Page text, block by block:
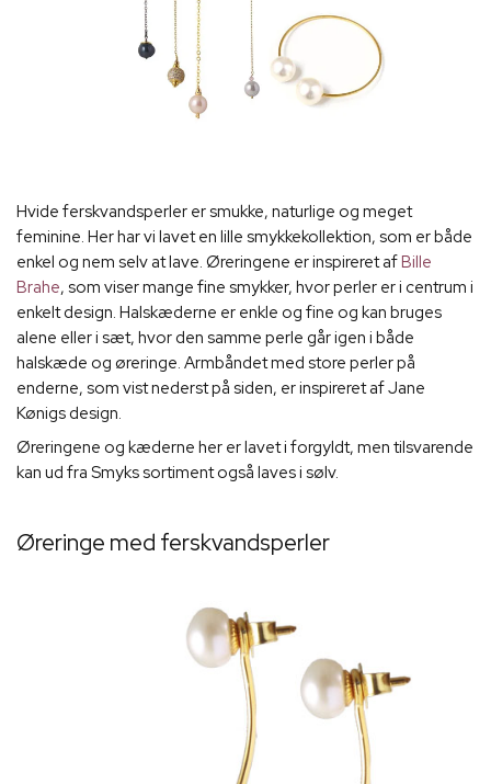
Hvide ferskvandsperler er smukke, naturlige og meget
feminine. Her har vi lavet en lille smykkekollektion, som er både
enkel og nem selv at lave. Øreringene er inspireret afBille
Brahe, som viser mange fine smykker, hvor perler er i centrum i
enkelt design. Halskæderne er enkle og fine og kan bruges
alene eller i sæt, hvor den samme perle går igen i både
halskæde og øreringe. Armbåndet med store perler på
enderne, som vist nederst på siden, er inspireret af Jane
Kønigs design.
Øreringene og kæderne her er lavet i forgyldt, men tilsvarende
kan ud fra Smyks sortiment også laves i sølv.
Øreringe med ferskvandsperler